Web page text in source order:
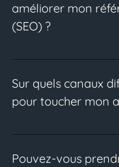
améliorer mon
(SEO) ?
Sur quels canaux
pour toucher mon
Pouvez-vous